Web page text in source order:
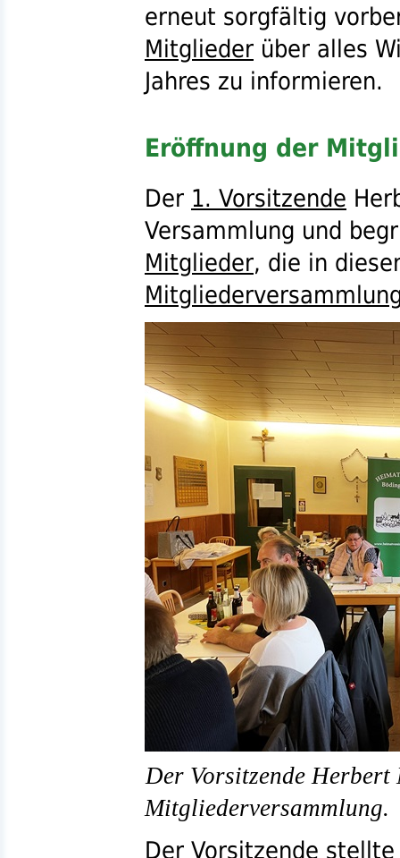
erneut sorgfältig
Mitglieder über alles
Jahres zu informieren.
Eröffnung der
Der 1. Vorsitzende
Versammlung und
Mitglieder, die in
Der Vorsitzende
Mitgliederversammlung.
Der Vorsitzende stellte